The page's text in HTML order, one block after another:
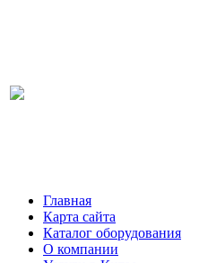
Главная
Карта сайта
Каталог оборудования
О компании